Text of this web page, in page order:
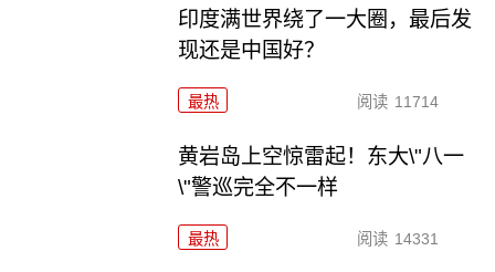
印度满世界绕了一大圈，最后发
现还是中国好？
最热 阅读 11714
黄岩岛上空惊雷起！东大\"八一
\"警巡完全不一样
最热 阅读 14331